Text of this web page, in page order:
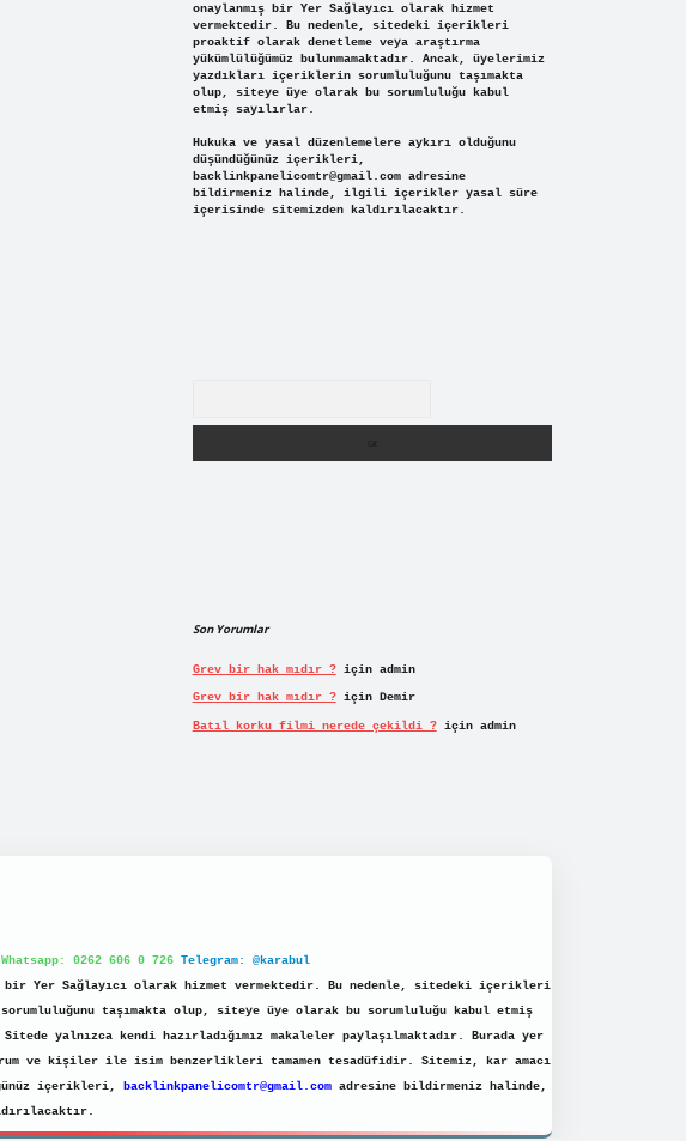
onaylanmış bir Yer Sağlayıcı olarak hizmet
vermektedir. Bu nedenle, sitedeki içerikleri
proaktif olarak denetleme veya araştırma
yükümlülüğümüz bulunmamaktadır. Ancak, üyelerimiz
yazdıkları içeriklerin sorumluluğunu taşımakta
olup, siteye üye olarak bu sorumluluğu kabul
etmiş sayılırlar.
Hukuka ve yasal düzenlemelere aykırı olduğunu
düşündüğünüz içerikleri,
backlinkpanelicomtr@gmail.comadresine
bildirmeniz halinde, ilgili içerikler yasal süre
içerisinde sitemizden kaldırılacaktır.
Son Yorumlar
Grev bir hak mıdır ?için admin
Grev bir hak mıdır ?için Demir
Batıl korku filmi nerede çekildi ?için admin
Whatsapp: 0262 606 0 726
Telegram: @karabul
bir Yer Sağlayıcı olarak hizmet vermektedir. Bu nedenle, sitedeki içerikleri
taşımakta olup, siteye üye olarak bu sorumluluğu kabul etmiş
yalnızca kendi hazırladığımız makaleler paylaşılmaktadır. Burada yer
ve kişiler ile isim benzerlikleri tamamen tesadüfidir. Sitemiz, kar amacı
içerikleri, backlinkpanelicomtr@gmail.com adresine bildirmeniz halinde,